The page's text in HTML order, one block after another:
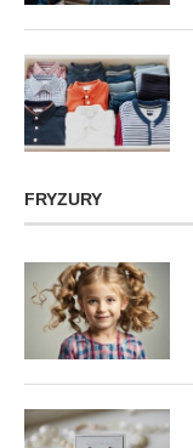
FRYZURY